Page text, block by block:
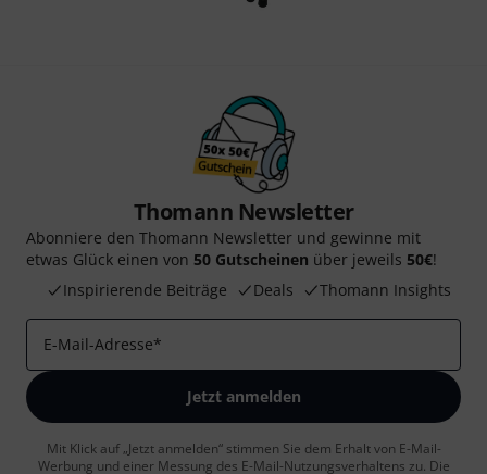
Thomann Newsletter
Abonniere den Thomann Newsletter und gewinne mit
etwas Glück einen von 50 Gutscheinen über jeweils 50€!
Inspirierende Beiträge
Deals Thomann Insights
E-Mail-Adresse*
Jetzt anmelden
Mit Klick auf „Jetzt anmelden“ stimmen Sie dem Erhalt von E-Mail-
Werbung und einer Messung des E-Mail-Nutzungsverhaltens zu. Die